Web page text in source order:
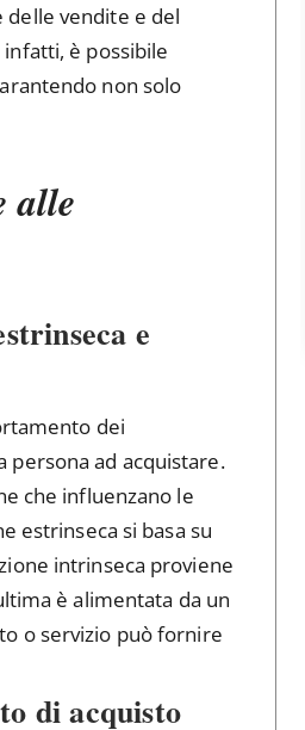
vendite e del
è possibile
non solo
alle
e
dei
persona ad acquistare.
che influenzano le
estrinseca si basa su
intrinseca proviene
è alimentata da un
o servizio può fornire
di acquisto